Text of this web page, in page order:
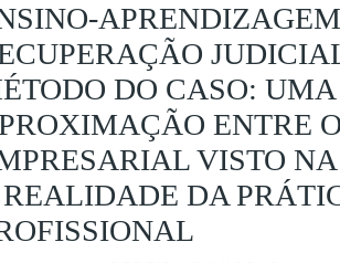
DO CASO:
ENTRE
VISTO
DA